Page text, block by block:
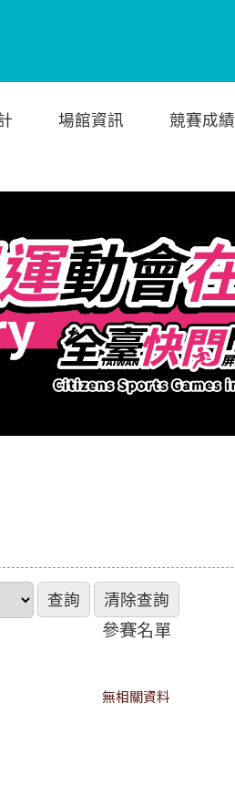
場館資訊 競賽成績
參賽名單
無相關資料